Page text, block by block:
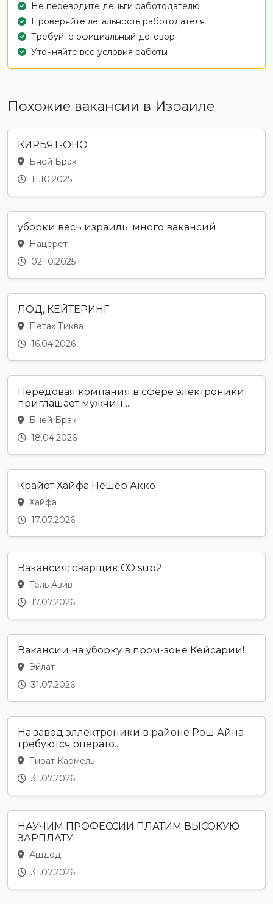
Не переводите деньги работодателю
Проверяйте легальность работодателя
Требуйте официальный договор
Уточняйте все условия работы
Похожие вакансии в Израиле
КИРЬЯТ-ОНО
Бней Брак
11.10.2025
уборки весь израиль. много вакансий
Нацерет
02.10.2025
ЛОД, КЕЙТЕРИНГ
Петах Тиква
16.04.2026
Передовая компания в сфере электроники
приглашает мужчин ...
Бней Брак
18.04.2026
Крайот Хайфа Нешер Акко
Хайфа
17.07.2026
Вакансия: сварщик CO sup2
Тель Авив
17.07.2026
Вакансии на уборку в пром-зоне Кейсарии!
Эйлат
31.07.2026
На завод эллектроники в районе Рош Айна
требуются операто...
Тират Кармель
31.07.2026
НАУЧИМ ПРОФЕССИИ ПЛАТИМ ВЫСОКУЮ
ЗАРПЛАТУ
Ашдод
31.07.2026